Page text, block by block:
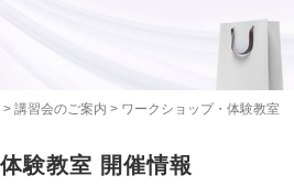
> 講習会のご案内 > ワークショップ・体験教室
験教室 開催情報